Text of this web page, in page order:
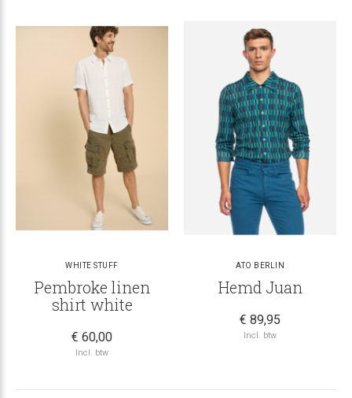
WHITE STUFF
Pembroke linen
shirt white
€ 60,00
Incl. btw
ATO BERLIN
Hemd Juan
€ 89,95
Incl. btw